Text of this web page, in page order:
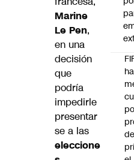
Marine
Le Pen,
en una
decisión
que
podría
impedirle
presentar
se a las
eleccione
de